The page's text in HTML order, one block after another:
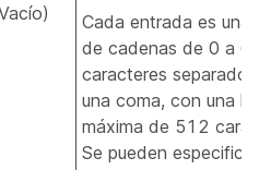
Cada entrada es una
de cadenas de 0 a
caracteres
una coma, con una
máxima de 512
Se pueden especificar